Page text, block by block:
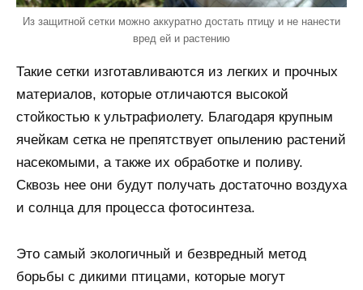
Из защитной сетки можно аккуратно достать птицу и не нанести
вред ей и растению
Такие сетки изготавливаются из легких и прочных
материалов, которые отличаются высокой
стойкостью к ультрафиолету. Благодаря крупным
ячейкам сетка не препятствует опылению растений
насекомыми, а также их обработке и поливу.
Сквозь нее они будут получать достаточно воздуха
и солнца для процесса фотосинтеза.
Это самый экологичный и безвредный метод
борьбы с дикими птицами, которые могут